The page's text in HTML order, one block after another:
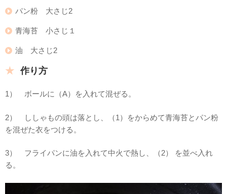
パン粉 大さじ2
青海苔 小さじ１
油 大さじ2
作り方
1） ボールに（A）を入れて混ぜる。
2） ししゃもの頭は落とし、（1）をからめて青海苔とパン粉
を混ぜた衣をつける。
3） フライパンに油を入れて中火で熱し、（2） を並べ入れ
る。